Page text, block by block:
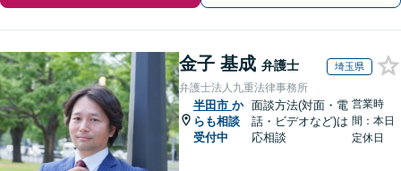
金子 基成 弁護士 埼玉県
弁護士法人九重法律事務所
半田市 か
らも相談
受付中
面談方法(対面・電
話・ビデオなど)は
応相談
営業時
間：本日
定休日